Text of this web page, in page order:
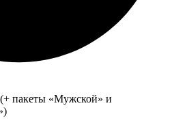
пакеты «Мужской» и